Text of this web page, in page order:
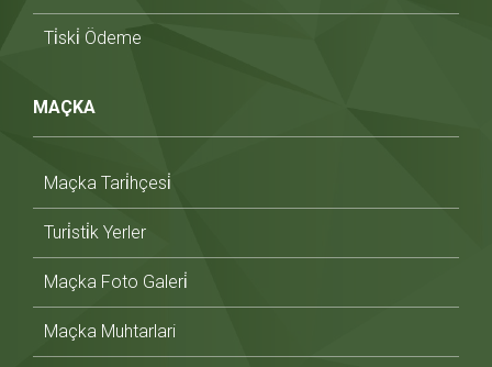
Ti̇ski̇ Ödeme
MAÇKA
Maçka Tari̇hçesi̇
Turi̇sti̇k Yerler
Maçka Foto Galeri̇
Maçka Muhtarlari